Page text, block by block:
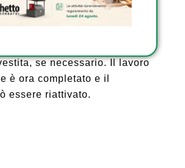
l’area riparata per
vernice epossidica sulla
se necessario. Il lavoro
è ora completato e il
essere riattivato.